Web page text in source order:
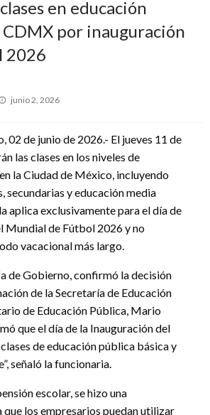
en educación
CDMX por inauguración
2026
Publicado
junio 2, 2026
02 de junio de 2026.- El jueves 11 de
las clases en los niveles de
la Ciudad de México, incluyendo
secundarias y educación media
aplica exclusivamente para el día de
Mundial de Fútbol 2026 y no
vacacional más largo.
de Gobierno, confirmó la decisión
de la Secretaría de Educación
de Educación Pública, Mario
que el día de la Inauguración del
de educación pública básica y
señaló la funcionaria.
escolar, se hizo una
los empresarios puedan utilizar